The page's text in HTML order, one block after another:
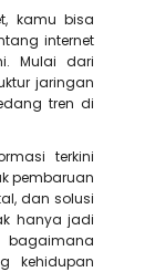
kamu bisa
internet
Mulai dari
jaringan
tren di
terkini
pembaruan
dan solusi
hanya jadi
bagaimana
kehidupan